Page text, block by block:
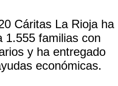
Cáritas La Rioja ha
1.555 familias con
y ha entregado
económicas.